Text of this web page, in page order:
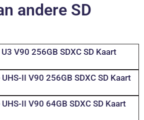
andere SD
V90 256GB SDXC SD Kaart
II V90 256GB SDXC SD Kaart
II V90 64GB SDXC SD Kaart